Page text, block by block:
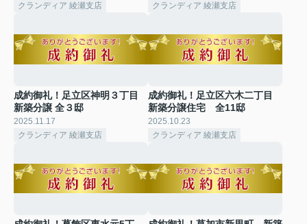
クランディア 綾瀬支店
クランディア 綾瀬支店
成約御礼！足立区神明３丁目
新築分譲 全３邸
2025.11.17
クランディア 綾瀬支店
成約御礼！足立区六木二丁目
新築分譲住宅 全11邸
2025.10.23
クランディア 綾瀬支店